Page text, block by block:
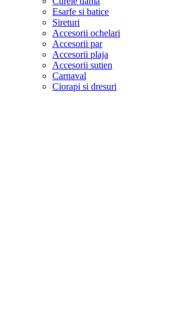
Esarfe si batice
Sireturi
Accesorii ochelari
Accesorii par
Accesorii plaja
Accesorii sutien
Carnaval
Ciorapi si dresuri